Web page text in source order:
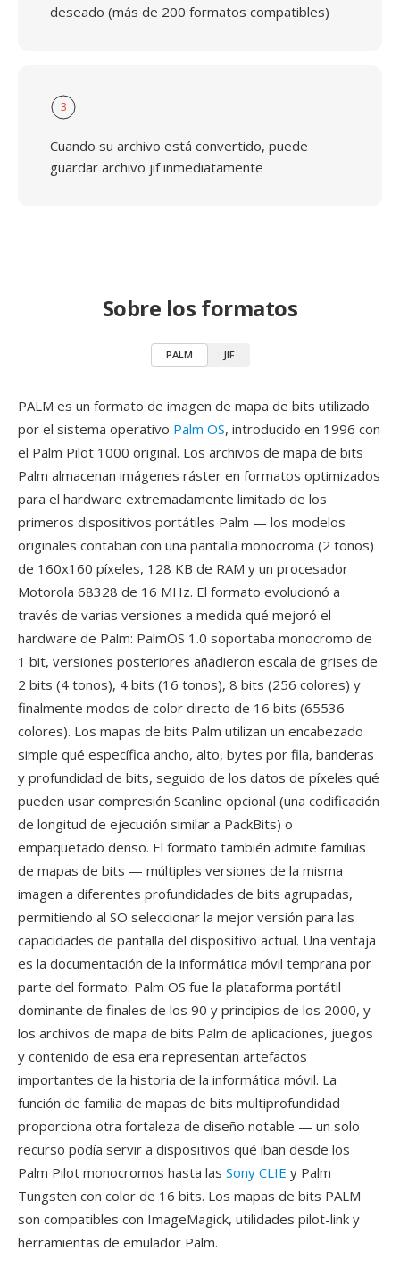
deseado (más de 200 formatos compatibles)
3
Cuando su archivo está convertido, puede
guardar archivo jif inmediatamente
Sobre los formatos
PALM JIF
PALM es un formato de imagen de mapa de bits utilizado
por el sistema operativo Palm OS, introducido en 1996 con
el Palm Pilot 1000 original. Los archivos de mapa de bits
Palm almacenan imágenes ráster en formatos optimizados
para el hardware extremadamente limitado de los
primeros dispositivos portátiles Palm — los modelos
originales contaban con una pantalla monocroma (2 tonos)
de 160x160 píxeles, 128 KB de RAM y un procesador
Motorola 68328 de 16 MHz. El formato evolucionó a
través de varias versiones a medida qué mejoró el
hardware de Palm: PalmOS 1.0 soportaba monocromo de
1 bit, versiones posteriores añadieron escala de grises de
2 bits (4 tonos), 4 bits (16 tonos), 8 bits (256 colores) y
finalmente modos de color directo de 16 bits (65536
colores). Los mapas de bits Palm utilizan un encabezado
simple qué específica ancho, alto, bytes por fila, banderas
y profundidad de bits, seguido de los datos de píxeles qué
pueden usar compresión Scanline opcional (una codificación
de longitud de ejecución similar a PackBits) o
empaquetado denso. El formato también admite familias
de mapas de bits — múltiples versiones de la misma
imagen a diferentes profundidades de bits agrupadas,
permitiendo al SO seleccionar la mejor versión para las
capacidades de pantalla del dispositivo actual. Una ventaja
es la documentación de la informática móvil temprana por
parte del formato: Palm OS fue la plataforma portátil
dominante de finales de los 90 y principios de los 2000, y
los archivos de mapa de bits Palm de aplicaciones, juegos
y contenido de esa era representan artefactos
importantes de la historia de la informática móvil. La
función de familia de mapas de bits multiprofundidad
proporciona otra fortaleza de diseño notable — un solo
recurso podía servir a dispositivos qué iban desde los
Palm Pilot monocromos hasta las Sony CLIE y Palm
Tungsten con color de 16 bits. Los mapas de bits PALM
son compatibles con ImageMagick, utilidades pilot-link y
herramientas de emulador Palm.